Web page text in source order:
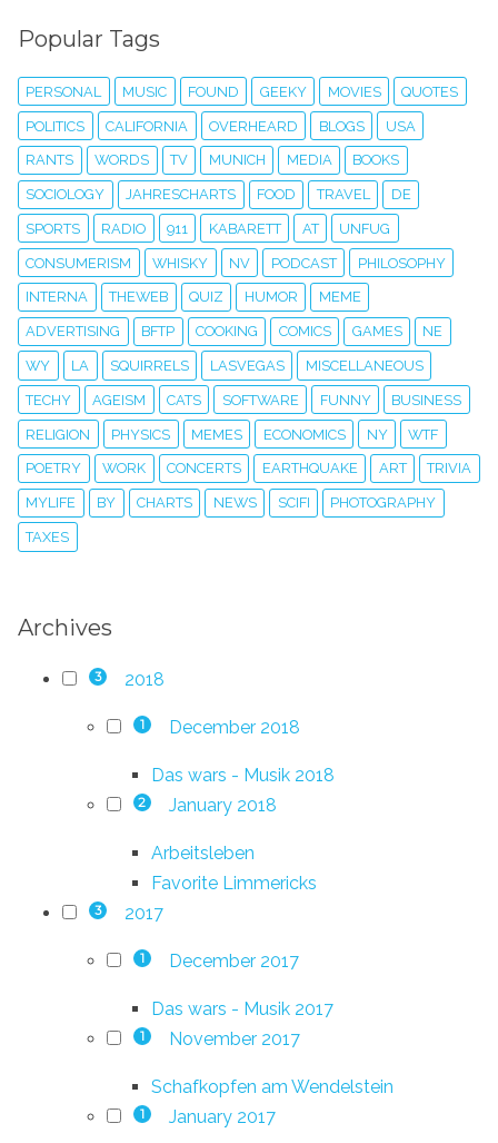
Popular Tags
PERSONAL MUSIC FOUND GEEKY MOVIES QUOTES
POLITICS CALIFORNIA OVERHEARD BLOGS USA
RANTS WORDS TV MUNICH MEDIA BOOKS
SOCIOLOGY JAHRESCHARTS FOOD TRAVEL DE
SPORTS RADIO 911 KABARETT AT UNFUG
CONSUMERISM WHISKY NV PODCAST PHILOSOPHY
INTERNA THEWEB QUIZ HUMOR MEME
ADVERTISING BFTP COOKING COMICS GAMES NE
WY LA SQUIRRELS LASVEGAS MISCELLANEOUS
TECHY AGEISM CATS SOFTWARE FUNNY BUSINESS
RELIGION PHYSICS MEMES ECONOMICS NY WTF
POETRY WORK CONCERTS EARTHQUAKE ART TRIVIA
MYLIFE BY CHARTS NEWS SCIFI PHOTOGRAPHY
TAXES
Archives
3 2018
1 December 2018
Das wars - Musik 2018
2 January 2018
Arbeitsleben
Favorite Limmericks
3 2017
1 December 2017
Das wars - Musik 2017
1 November 2017
Schafkopfen am Wendelstein
1 January 2017